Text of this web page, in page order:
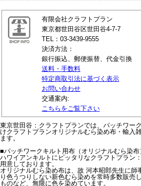
有限会社クラフトプラン
東京都世田谷区世田谷4-7-7
TEL：03-3439-9555
決済方法：
銀行振込、郵便振替、代金引換
送料・手数料
特定商取引法に基づく表示
お問い合わせ
交通案内:
こちらをご覧下さい
東京世田谷：クラフトプランでは、パッチワー
けクラフトプランオリジナルむら染め布・輸入
ます。
■パッチワークキルト用布（オリジナルむら染布
ハワイアンキルトにピッタリなクラフトプラン
用意しております。
オリジナルむら染め布は、故 河本昭郎先生に師
り色うつりしない新色むら染めを常時多数販売
ものなど、無限に色を染めています。